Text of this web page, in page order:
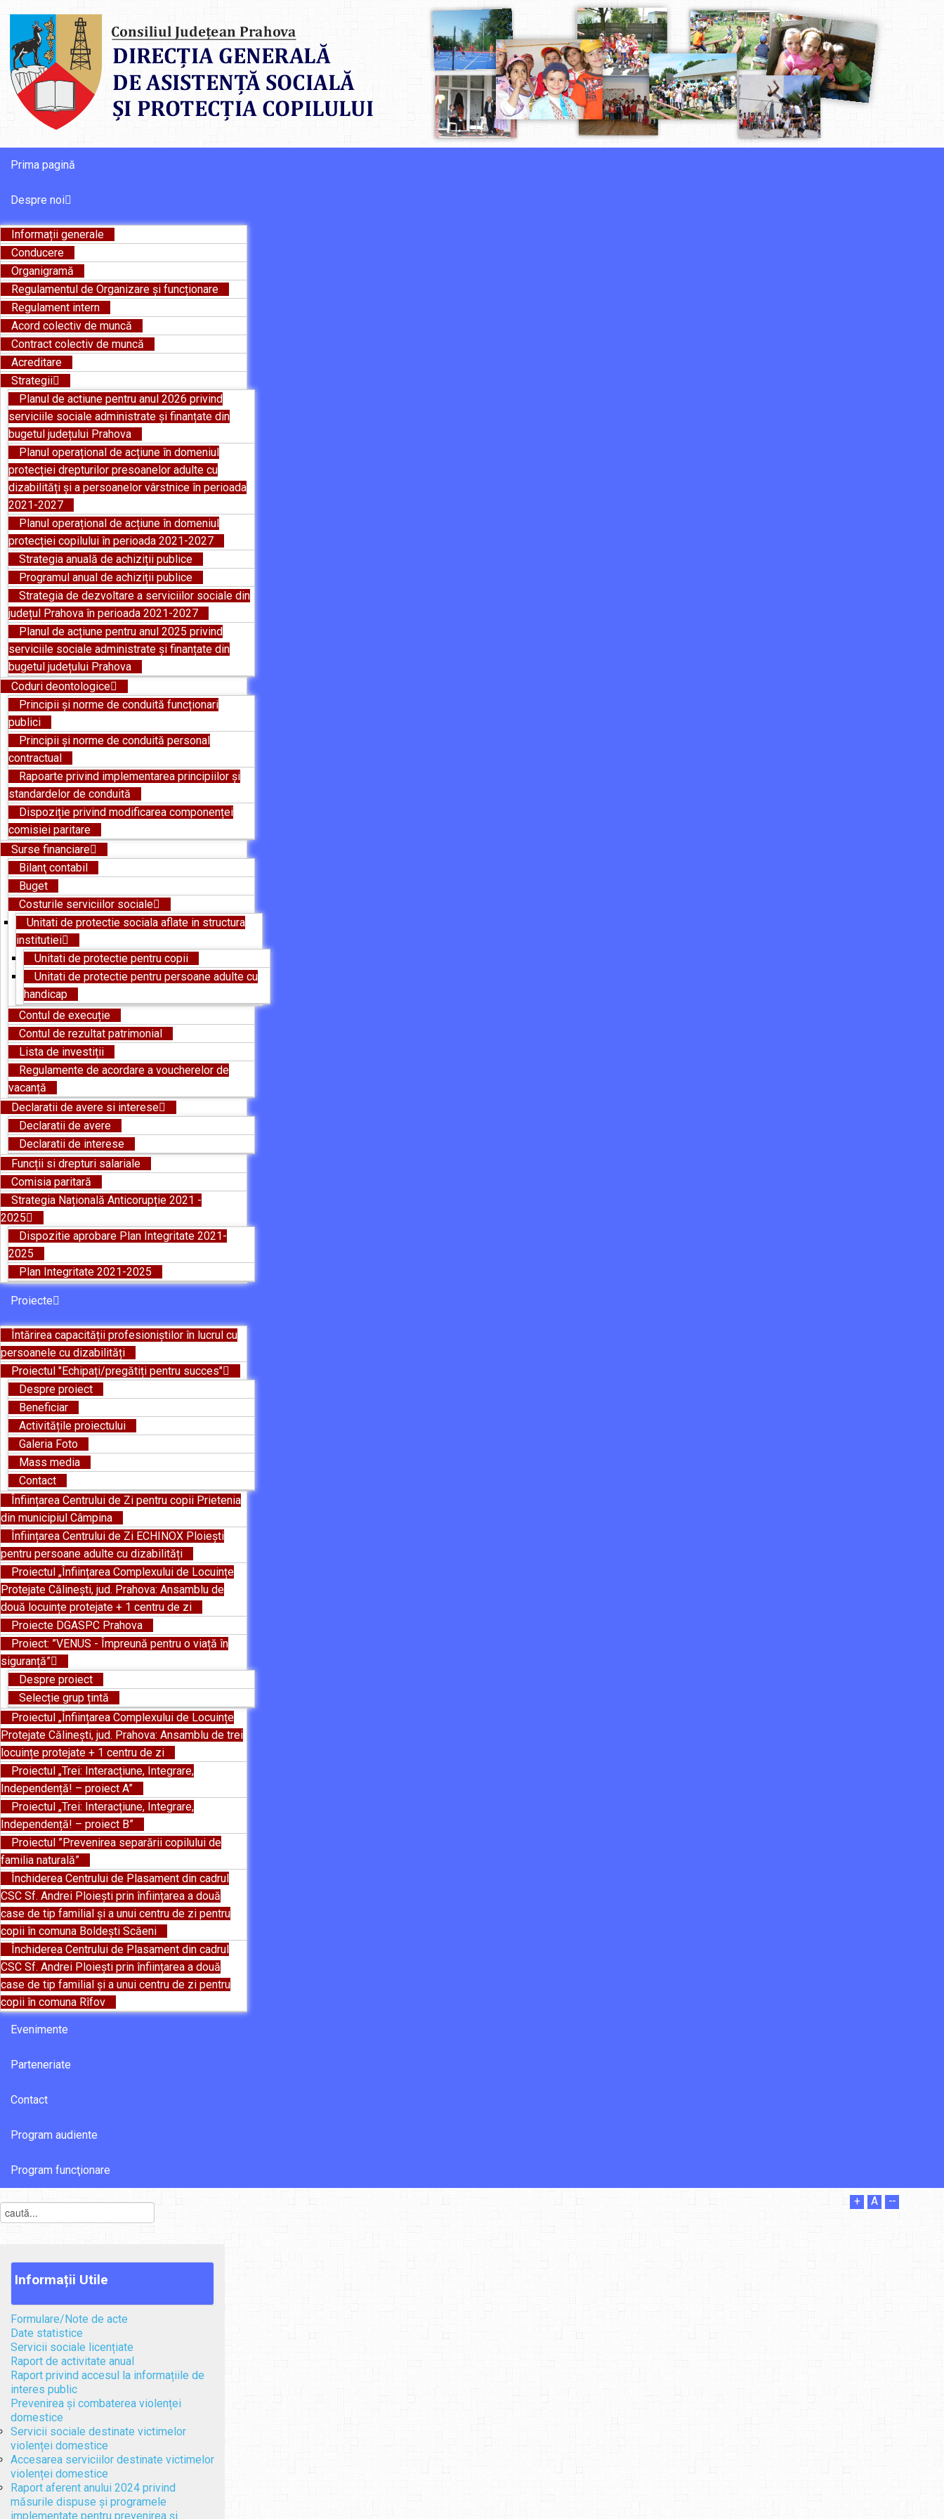
Prima pagină
Despre noi
Informații generale
Conducere
Organigramă
Regulamentul de Organizare și funcționare
Regulament intern
Acord colectiv de muncă
Contract colectiv de muncă
Acreditare
Strategii
Planul de actiune pentru anul 2026 privind
serviciile sociale administrate și finanțate din
bugetul județului Prahova
Planul operațional de acțiune în domeniul
protecției drepturilor presoanelor adulte cu
dizabilități și a persoanelor vârstnice în perioada
2021-2027
Planul operațional de acțiune în domeniul
protecției copilului în perioada 2021-2027
Strategia anuală de achiziții publice
Programul anual de achiziții publice
Strategia de dezvoltare a serviciilor sociale din
județul Prahova în perioada 2021-2027
Planul de acțiune pentru anul 2025 privind
serviciile sociale administrate și finanțate din
bugetul județului Prahova
Coduri deontologice
Principii și norme de conduită funcționari
publici
Principii și norme de conduită personal
contractual
Rapoarte privind implementarea principiilor și
standardelor de conduită
Dispoziție privind modificarea componenței
comisiei paritare
Surse financiare
Bilanţ contabil
Buget
Costurile serviciilor sociale
Unitati de protectie sociala aflate in structura
institutiei
Unitati de protectie pentru copii
Unitati de protectie pentru persoane adulte cu
handicap
Contul de execuție
Contul de rezultat patrimonial
Lista de investiții
Regulamente de acordare a voucherelor de
vacanță
Declaratii de avere si interese
Declaratii de avere
Declaratii de interese
Funcții si drepturi salariale
Comisia paritară
Strategia Națională Anticorupție 2021 -
2025
Dispozitie aprobare Plan Integritate 2021-
2025
Plan Integritate 2021-2025
Proiecte
Întărirea capacității profesioniștilor în lucrul cu
persoanele cu dizabilități
Proiectul "Echipați/pregătiți pentru succes"
Despre proiect
Beneficiar
Activitățile proiectului
Galeria Foto
Mass media
Contact
Înființarea Centrului de Zi pentru copii Prietenia
din municipiul Câmpina
Înființarea Centrului de Zi ECHINOX Ploiești
pentru persoane adulte cu dizabilități
Proiectul „Înființarea Complexului de Locuințe
Protejate Călinești, jud. Prahova: Ansamblu de
două locuințe protejate + 1 centru de zi
Proiecte DGASPC Prahova
Proiect: ”VENUS - Împreună pentru o viață în
siguranță”
Despre proiect
Selecție grup țintă
Proiectul „Înființarea Complexului de Locuințe
Protejate Călinești, jud. Prahova: Ansamblu de trei
locuințe protejate + 1 centru de zi
Proiectul „Trei: Interacțiune, Integrare,
Independență! – proiect A”
Proiectul „Trei: Interacțiune, Integrare,
Independență! – proiect B”
Proiectul ”Prevenirea separării copilului de
familia naturală”
Închiderea Centrului de Plasament din cadrul
CSC Sf. Andrei Ploiești prin înființarea a două
case de tip familial și a unui centru de zi pentru
copii în comuna Boldești Scăeni
Închiderea Centrului de Plasament din cadrul
CSC Sf. Andrei Ploiești prin înființarea a două
case de tip familial și a unui centru de zi pentru
copii în comuna Rîfov
Evenimente
Parteneriate
Contact
Program audiente
Program funcţionare
+ A --
Informații Utile
Formulare/Note de acte
Date statistice
Servicii sociale licențiate
Raport de activitate anual
Raport privind accesul la informațiile de
interes public
Prevenirea și combaterea violenței
domestice
Servicii sociale destinate victimelor
violenței domestice
Accesarea serviciilor destinate victimelor
violenței domestice
Raport aferent anului 2024 privind
măsurile dispuse și programele
implementate pentru prevenirea și